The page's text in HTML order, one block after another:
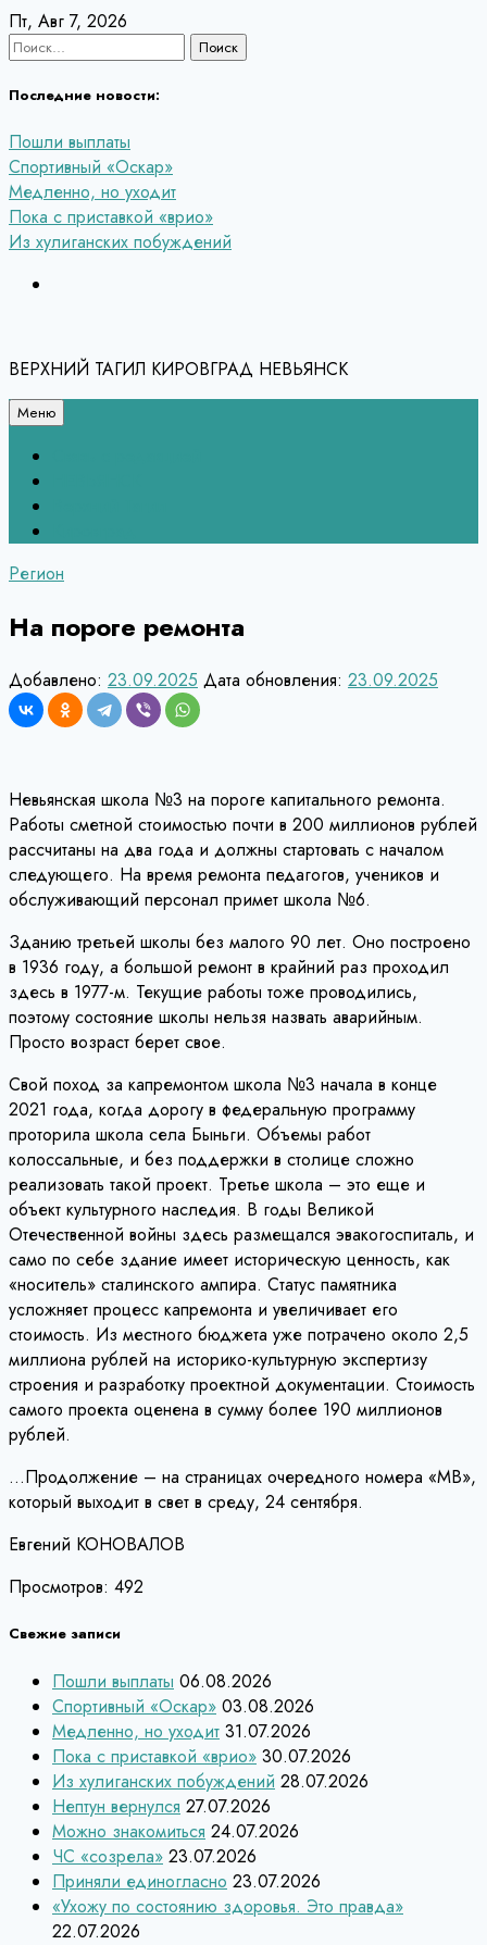
Перейти
к
Пт, Авг 7, 2026
Найти:
Последние новости:
Пошли выплаты
Спортивный «Оскар»
Медленно, но уходит
Пока с приставкой «врио»
Из хулиганских побуждений
ВЕРХНИЙ ТАГИЛ КИРОВГРАД НЕВЬЯНСК
Меню
Регион
На пороге ремонта
Добавлено: 23.09.2025 Дата обновления: 23.09.2025
Невьянская школа №3 на пороге капитального ремонта.
Работы сметной стоимостью почти в 200 миллионов рублей
рассчитаны на два года и должны стартовать с началом
следующего. На время ремонта педагогов, учеников и
обслуживающий персонал примет школа №6.
Зданию третьей школы без малого 90 лет. Оно построено
в 1936 году, а большой ремонт в крайний раз проходил
здесь в 1977-м. Текущие работы тоже проводились,
поэтому состояние школы нельзя назвать аварийным.
Просто возраст берет свое.
Свой поход за капремонтом школа №3 начала в конце
2021 года, когда дорогу в федеральную программу
проторила школа села Быньги. Объемы работ
колоссальные, и без поддержки в столице сложно
реализовать такой проект. Третье школа – это еще и
объект культурного наследия. В годы Великой
Отечественной войны здесь размещался эвакогоспиталь, и
само по себе здание имеет историческую ценность, как
«носитель» сталинского ампира. Статус памятника
усложняет процесс капремонта и увеличивает его
стоимость. Из местного бюджета уже потрачено около 2,5
миллиона рублей на историко-культурную экспертизу
строения и разработку проектной документации. Стоимость
самого проекта оценена в сумму более 190 миллионов
рублей.
…Продолжение – на страницах очередного номера «МВ»,
который выходит в свет в среду, 24 сентября.
Евгений КОНОВАЛОВ
Просмотров: 492
Свежие записи
Пошли выплаты 06.08.2026
Спортивный «Оскар» 03.08.2026
Медленно, но уходит 31.07.2026
Пока с приставкой «врио» 30.07.2026
Из хулиганских побуждений 28.07.2026
Нептун вернулся 27.07.2026
Можно знакомиться 24.07.2026
ЧС «созрела» 23.07.2026
Приняли единогласно 23.07.2026
«Ухожу по состоянию здоровья. Это правда»
22.07.2026